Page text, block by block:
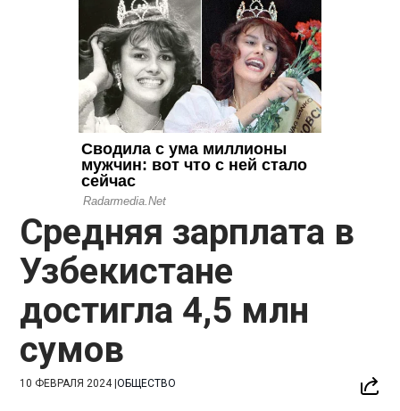
Средняя зарплата в
Узбекистане
достигла 4,5 млн
сумов
10 ФЕВРАЛЯ 2024|ОБЩЕСТВО